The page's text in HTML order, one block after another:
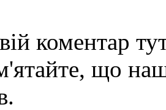
коментар
що